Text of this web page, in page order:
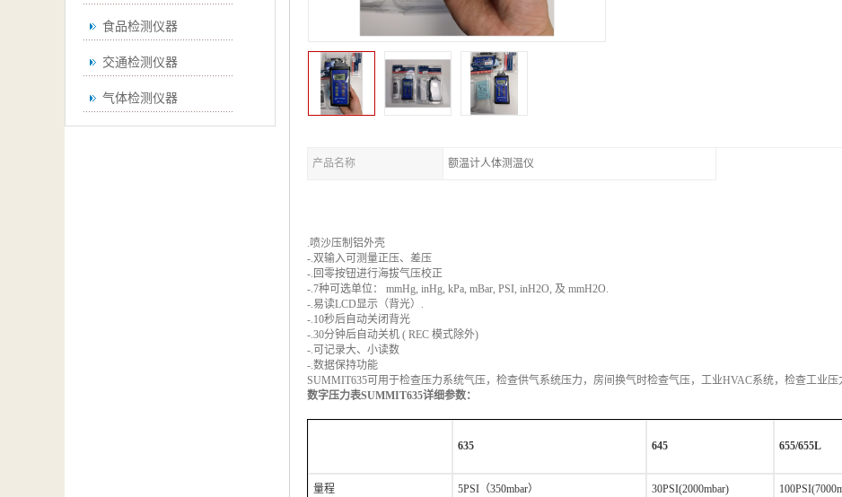
食品检测仪器
交通检测仪器
气体检测仪器
产品名称 额温计人体测温仪
.喷沙压制铝外壳
-.双输入可测量正压、差压
-.回零按钮进行海拔气压校正
-.7种可选单位： mmHg, inHg, kPa, mBar, PSI, inH2O, 及 mmH2O.
-.易读LCD显示（背光）.
-.10秒后自动关闭背光
-.30分钟后自动关机 ( REC 模式除外)
-.可记录大、小读数
-.数据保持功能
SUMMIT635可用于检查压力系统气压，检查供气系统压力，房间换气时检查气压，工业HVAC系统，检查工业压
数字压力表SUMMIT635详细参数：
635 645 655/655L
量程 5PSI（350mbar） 30PSI(2000mbar)